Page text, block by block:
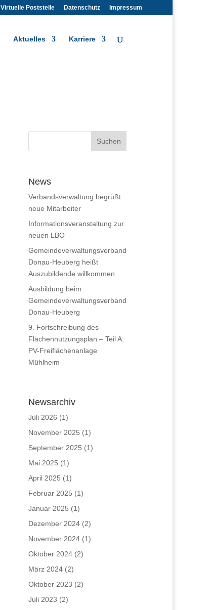
Virtuelle Poststelle Datenschutz Impressum
Aktuelles Karriere
News
Verbandsverwaltung begrüßt
neue Mitarbeiter
Informationsveranstaltung zur
neuen LBO
Gemeindeverwaltungsverband
Donau-Heuberg heißt
Auszubildende willkommen
Ausbildung beim
Gemeindeverwaltungsverband
Donau-Heuberg
9. Fortschreibung des
Flächennutzungsplan – Teil A:
PV-Freiflächenanlage
Mühlheim
Newsarchiv
Juli 2026 (1)
November 2025 (1)
September 2025 (1)
Mai 2025 (1)
April 2025 (1)
Februar 2025 (1)
Januar 2025 (1)
Dezember 2024(2)
November 2024(1)
Oktober 2024(2)
März 2024(2)
Oktober 2023 (2)
Juli 2023 (2)